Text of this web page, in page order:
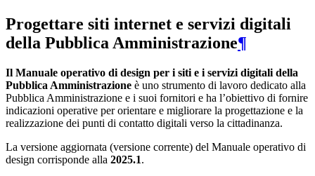
Progettare siti internet e servizi digitali
della Pubblica Amministrazione¶
Il Manuale operativo di design per i siti e i servizi digitali della
Pubblica Amministrazione è uno strumento di lavoro dedicato alla
Pubblica Amministrazione e i suoi fornitori e ha l’obiettivo di fornire
indicazioni operative per orientare e migliorare la progettazione e la
realizzazione dei punti di contatto digitali verso la cittadinanza.
La versione aggiornata (versione corrente) del Manuale operativo di
design corrisponde alla 2025.1.